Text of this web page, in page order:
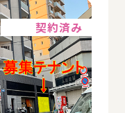
契約済み